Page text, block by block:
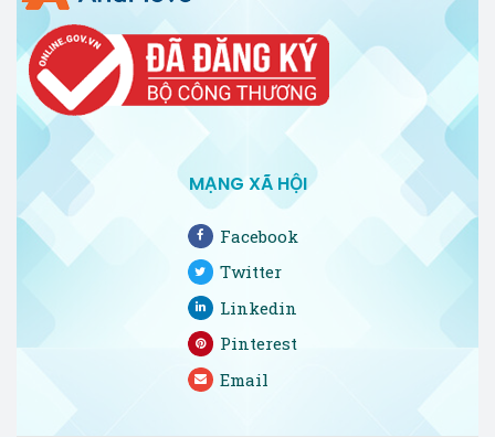
MẠNG XÃ HỘI
Facebook
Twitter
Linkedin
Pinterest
Email